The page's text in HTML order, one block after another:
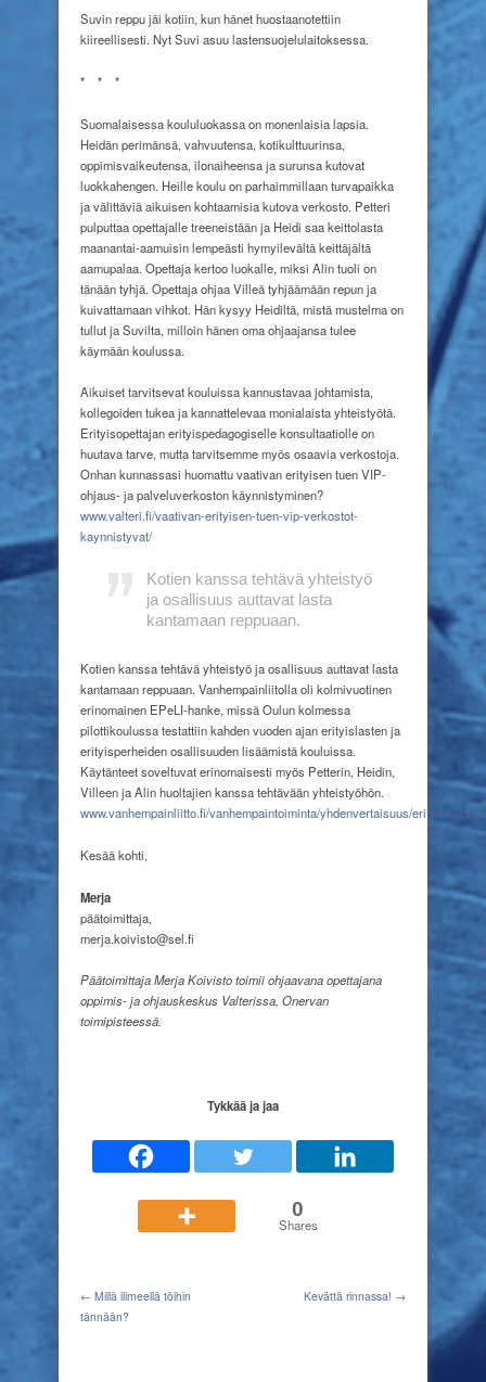
Suvin reppu jäi kotiin, kun hänet huostaanotettiin
kiireellisesti. Nyt Suvi asuu lastensuojelulaitoksessa.
* * *
Suomalaisessa koululuokassa on monenlaisia lapsia.
Heidän perimänsä, vahvuutensa, kotikulttuurinsa,
oppimisvaikeutensa, ilonaiheensa ja surunsa kutovat
luokkahengen. Heille koulu on parhaimmillaan turvapaikka
ja välittäviä aikuisen kohtaamisia kutova verkosto. Petteri
pulputtaa opettajalle treeneistään ja Heidi saa keittolasta
maanantai-aamuisin lempeästi hymyilevältä keittäjältä
aamupalaa. Opettaja kertoo luokalle, miksi Alin tuoli on
tänään tyhjä. Opettaja ohjaa Villeä tyhjäämään repun ja
kuivattamaan vihkot. Hän kysyy Heidiltä, mistä mustelma on
tullut ja Suvilta, milloin hänen oma ohjaajansa tulee
käymään koulussa.
Aikuiset tarvitsevat kouluissa kannustavaa johtamista,
kollegoiden tukea ja kannattelevaa monialaista yhteistyötä.
Erityisopettajan erityispedagogiselle konsultaatiolle on
huutava tarve, mutta tarvitsemme myös osaavia verkostoja.
Onhan kunnassasi huomattu vaativan erityisen tuen VIP-
ohjaus- ja palveluverkoston käynnistyminen?
www.valteri.fi/vaativan-erityisen-tuen-vip-verkostot-
kaynnistyvat/
Kotien kanssa tehtävä yhteistyö
ja osallisuus auttavat lasta
kantamaan reppuaan.
Kotien kanssa tehtävä yhteistyö ja osallisuus auttavat lasta
kantamaan reppuaan. Vanhempainliitolla oli kolmivuotinen
erinomainen EPeLI-hanke, missä Oulun kolmessa
pilottikoulussa testattiin kahden vuoden ajan erityislasten ja
erityisperheiden osallisuuden lisäämistä kouluissa.
Käytänteet soveltuvat erinomaisesti myös Petterin, Heidin,
Villeen ja Alin huoltajien kanssa tehtävään yhteistyöhön.
www.vanhempainliitto.fi/vanhempaintoiminta/yhdenvertaisuus/
Kesää kohti,
Merja
päätoimittaja,
merja.koivisto@sel.fi
Päätoimittaja Merja Koivisto toimii ohjaavana opettajana
oppimis- ja ohjauskeskus Valterissa, Onervan
toimipisteessä.
Tykkää ja jaa
0
Shares
← Millä ilimeellä töihin
tännään?
Kevättä rinnassa! →